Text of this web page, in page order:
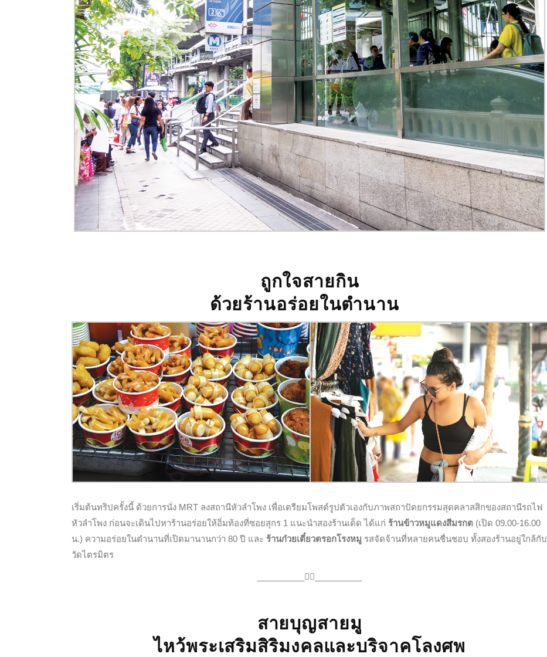
ถูกใจสายกิน
ด้วยร้านอร่อยในตำนาน
เริ่มต้นทริปครั้งนี้ ด้วยการนั่ง MRT ลงสถานีหัวลำโพง เพื่อเตรียมโพสต์รูปตัวเองกับภาพสถาปัตยกรรมสุดคลาสสิกของสถานีรถไฟ
หัวลำโพง ก่อนจะเดินไปหาร้านอร่อยให้อิ่มท้องที่ซอยสุกร 1 แนะนำสองร้านเด็ด ได้แก่ ร้านข้าวหมูแดงสีมรกต (เปิด 09.00-16.00
น.) ความอร่อยในตำนานที่เปิดมานานกว่า 80 ปี และ ร้านก๋วยเตี๋ยวตรอกโรงหมู รสจัดจ้านที่หลายคนชื่นชอบ ทั้งสองร้านอยู่ใกล้กับ
วัดไตรมิตร
🚶‍♂️__________
สายบุญสายมู
ไหว้พระเสริมสิริมงคลและบริจาคโลงศพ